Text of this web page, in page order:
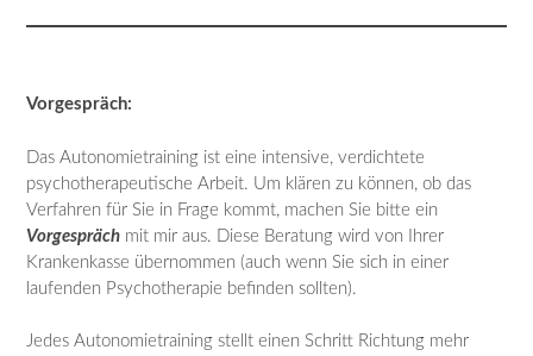
Vorgespräch:
Das Autonomietraining ist eine intensive, verdichtete
psychotherapeutische Arbeit. Um klären zu können, ob das
Verfahren für Sie in Frage kommt, machen Sie bitte ein
Vorgespräch mit mir aus. Diese Beratung wird von Ihrer
Krankenkasse übernommen (auch wenn Sie sich in einer
laufenden Psychotherapie befinden sollten).
Jedes Autonomietraining stellt einen Schritt Richtung mehr